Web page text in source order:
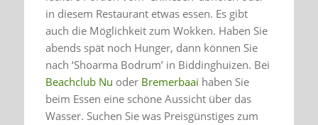
in diesem Restaurant etwas essen. Es gibt
auch die Möglichkeit zum Wokken. Haben Sie
abends spät noch Hunger, dann können Sie
nach ‘Shoarma Bodrum’ in Biddinghuizen. Bei
Beachclub Nu oder Bremerbaai haben Sie
beim Essen eine schöne Aussicht über das
Wasser. Suchen Sie was Preisgünstiges zum